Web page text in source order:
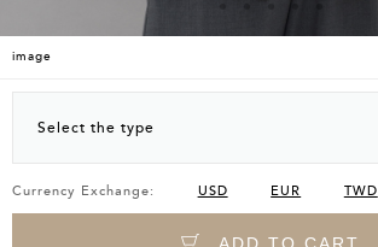
image
Select the type
Currency Exchange: USD EUR TWD